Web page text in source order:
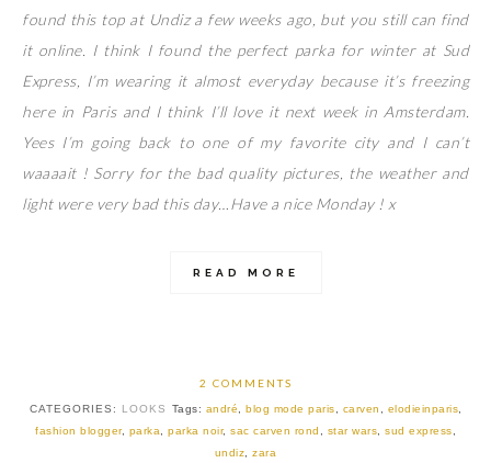
found this top at Undiz a few weeks ago, but you still can find
it online. I think I found the perfect parka for winter at Sud
Express, I’m wearing it almost everyday because it’s freezing
here in Paris and I think I’ll love it next week in Amsterdam.
Yees I’m going back to one of my favorite city and I can’t
waaaait ! Sorry for the bad quality pictures, the weather and
light were very bad this day…Have a nice Monday ! x
READ MORE
2 COMMENTS
CATEGORIES: LOOKS Tags: andré, blog mode paris, carven , elodieinparis,
fashion blogger, parka, parka noir, sac carven rond , star wars, sud express,
undiz,zara